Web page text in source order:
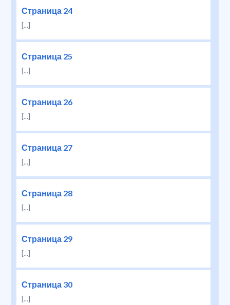
Страница 24
[...]
Страница 25
[...]
Страница 26
[...]
Страница 27
[...]
Страница 28
[...]
Страница 29
[...]
Страница 30
[...]